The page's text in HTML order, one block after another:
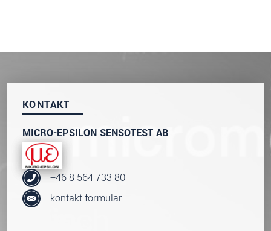
KONTAKT
MICRO-EPSILON SENSOTEST AB
+46 8 564 733 80
kontakt formulär